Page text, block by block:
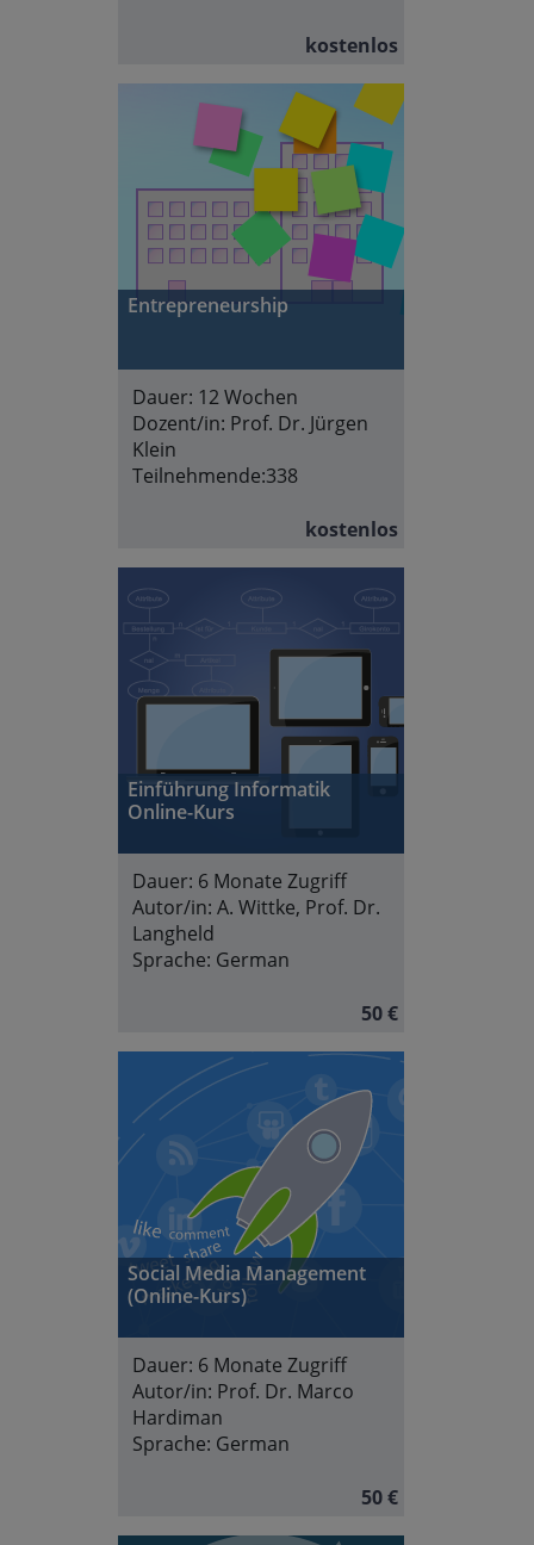
kostenlos
Entrepreneurship
Dauer: 12 Wochen
Dozent/in: Prof. Dr. Jürgen
Klein
Teilnehmende:338
kostenlos
Einführung Informatik
Online-Kurs
Dauer: 6 Monate Zugriff
Autor/in: A. Wittke, Prof. Dr.
Langheld
Sprache: German
50 €
Social Media Management
(Online-Kurs)
Dauer: 6 Monate Zugriff
Autor/in: Prof. Dr. Marco
Hardiman
Sprache: German
50 €